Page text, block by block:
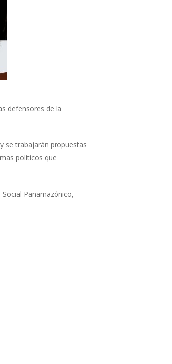
defensores de la
se trabajarán propuestas
políticos que
Panamazónico,